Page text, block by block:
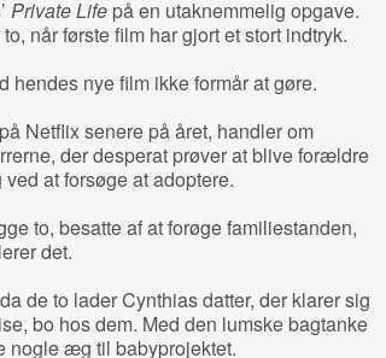
Private Lifepå en utaknemmelig opgave.
når første film har gjort et stort indtryk.
hendes nye film ikke formår at gøre.
Netflix senere på året, handler om
der desperat prøver at blive forældre
at forsøge at adoptere.
to, besatte af at forøge familiestanden,
det.
de to lader Cynthias datter, der klarer sig
bo hos dem. Med den lumske bagtanke
nogle æg til babyprojektet.